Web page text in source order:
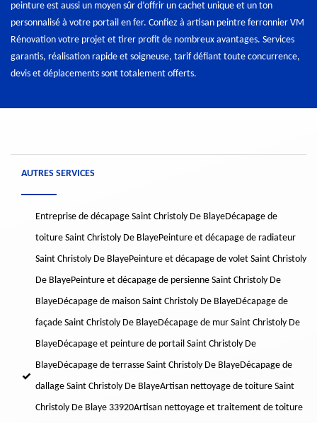
peinture est aussi un moyen sûr d’offrir un cachet unique et un ton
personnalisé à votre portail en fer. Confiez à artisan peintre ferronnier VM
Rénovation votre projet et tirer profit de nombreux avantages. Services
garantis, réalisation rapide et soigneuse, tarif défiant toute concurrence,
devis et déplacements sont totalement offerts.
AUTRES SERVICES
Entreprise de décapage Saint Christoly De BlayeDécapage de
toiture Saint Christoly De BlayePeinture et décapage de radiateur
Saint Christoly De BlayePeinture et décapage de volet Saint Christoly
De BlayePeinture et décapage de persienne Saint Christoly De
BlayeDécapage de maison Saint Christoly De BlayeDécapage de
façade Saint Christoly De BlayeDécapage de mur Saint Christoly De
BlayeDécapage et peinture de portail Saint Christoly De
BlayeDécapage de terrasse Saint Christoly De BlayeDécapage de
dallage Saint Christoly De BlayeArtisan nettoyage de toiture Saint
Christoly De Blaye 33920Artisan nettoyage et traitement de toiture